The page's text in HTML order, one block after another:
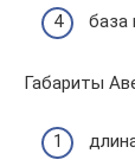
база
Габариты